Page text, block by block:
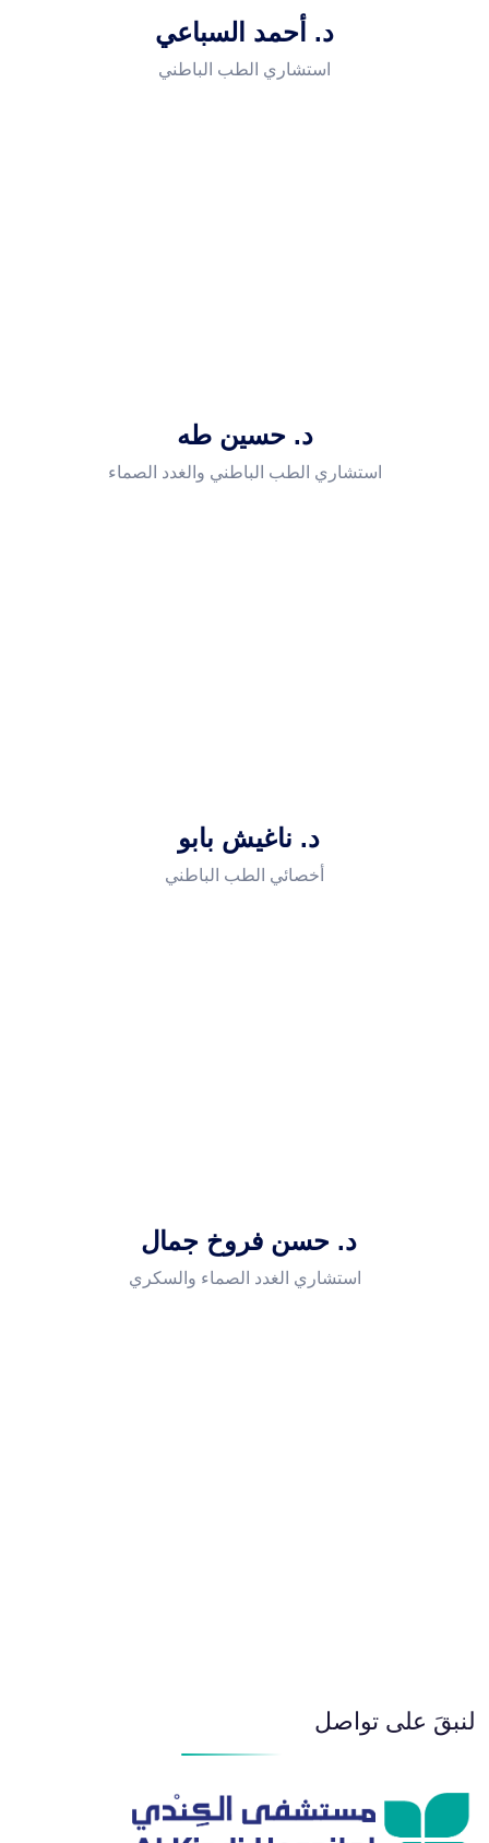
د. أحمد السباعي
استشاري الطب الباطني
د. حسين طه
استشاري الطب الباطني والغدد الصماء
د. ناغيش بابو
أخصائي الطب الباطني
د. حسن فروخ جمال
استشاري الغدد الصماء والسكري
لنبقَ على تواصل